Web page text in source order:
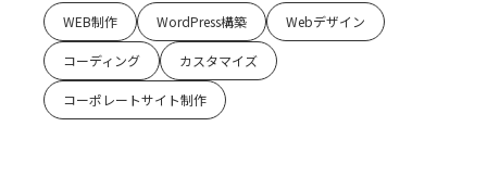
WEB制作 WordPress構築 Webデザイン
コーディング カスタマイズ
コーポレートサイト制作